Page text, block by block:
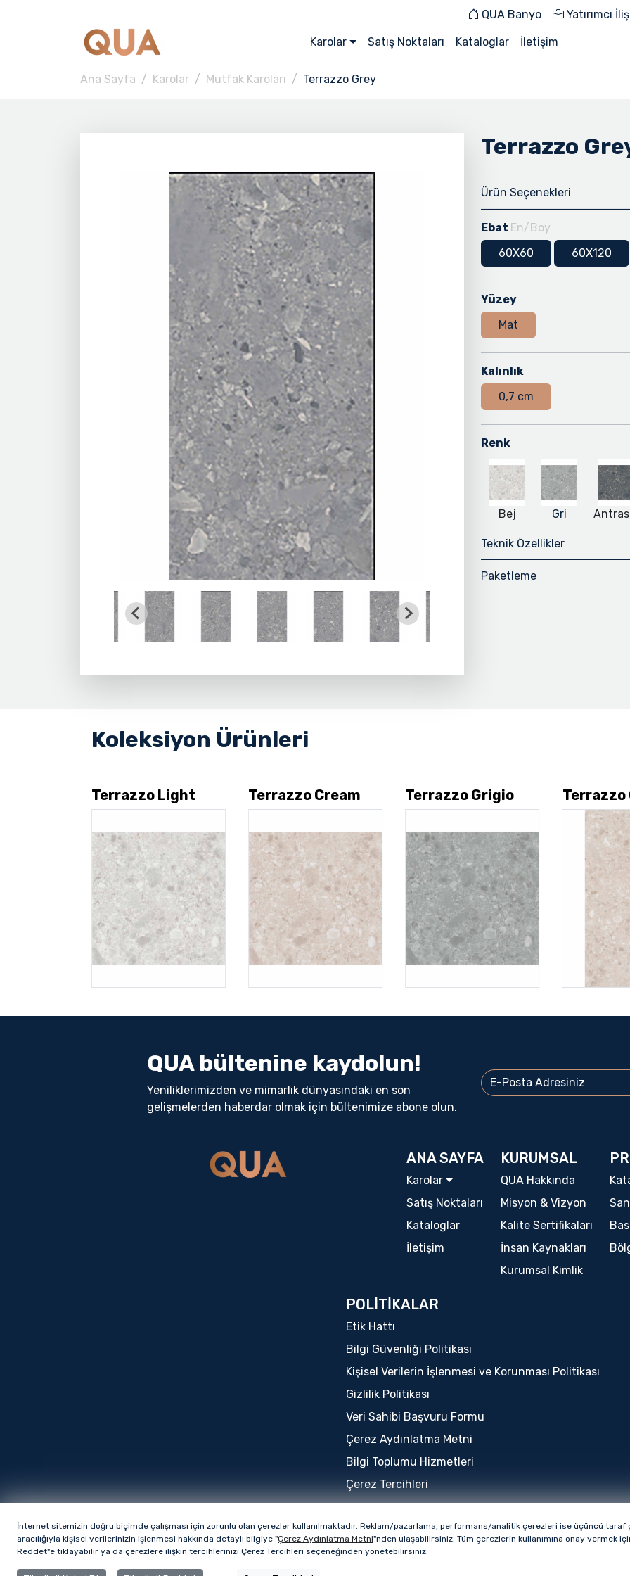
QUA Banyo Yatırımcı
Karolar Satış Noktaları Kataloglar İletişim
Ana Sayfa Karolar Mutfak Karoları Terrazzo Grey
Terrazzo
Ürün Seçenekleri
Ebat En/Boy
60X60
60X120
Yüzey
Mat
Kalınlık
0,7 cm
Renk
Bej Gri
Teknik Özellikler
Paketleme
Koleksiyon Ürünleri
Terrazzo Light Terrazzo Cream Terrazzo Grigio Terrazzo
QUA bültenine kaydolun!
Yeniliklerimizden ve mimarlık dünyasındaki en son
gelişmelerden haberdar olmak için bültenimize abone olun.
ANA SAYFA
Karolar
Satış Noktaları
Kataloglar
İletişim
KURUMSAL
QUA Hakkında
Misyon & Vizyon
Kalite Sertifikaları
İnsan Kaynakları
Kurumsal Kimlik
POLİTİKALAR
Etik Hattı
Bilgi Güvenliği Politikası
Kişisel Verilerin İşlenmesi ve Korunması Politikası
Gizlilik Politikası
Veri Sahibi Başvuru Formu
Çerez Aydınlatma Metni
Bilgi Toplumu Hizmetleri
Çerez Tercihleri
Bu sitenin tüm hakları QUA Granite markasına
İnternet sitemizin doğru biçimde çalışması için zorunlu olan çerezler kullanılmaktadır. Reklam/pazarlama, performans/analitik çerezleri ise üçüncü taraf
aracılığıyla kişisel verilerinizin işlenmesi hakkında detaylı bilgiye "Çerez Aydınlatma Metni"nden ulaşabilirsiniz. Tüm çerezlerin kullanımına onay vermek
Reddet"e tıklayabilir ya da çerezlere ilişkin tercihlerinizi Çerez Tercihleri seçeneğinden yönetebilirsiniz.